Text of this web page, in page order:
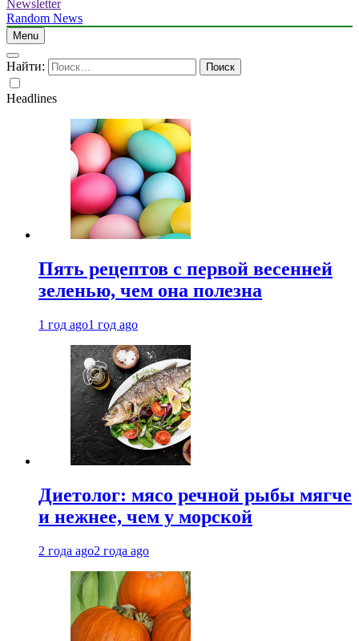
Newsletter
Random News
Menu
Найти:
Headlines
Пять рецептов с первой весенней
зеленью, чем она полезна
1 год ago1 год ago
Диетолог: мясо речной рыбы мягче
и нежнее, чем у морской
2 года ago2 года ago